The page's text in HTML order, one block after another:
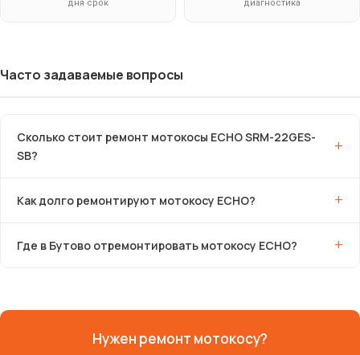
дня срок диагностика
Часто задаваемые вопросы
Сколько стоит ремонт мотокосы ECHO SRM-22GES-
SB?
Как долго ремонтируют мотокосу ECHO?
Где в Бутово отремонтировать мотокосу ECHO?
Нужен ремонт мотокосу?